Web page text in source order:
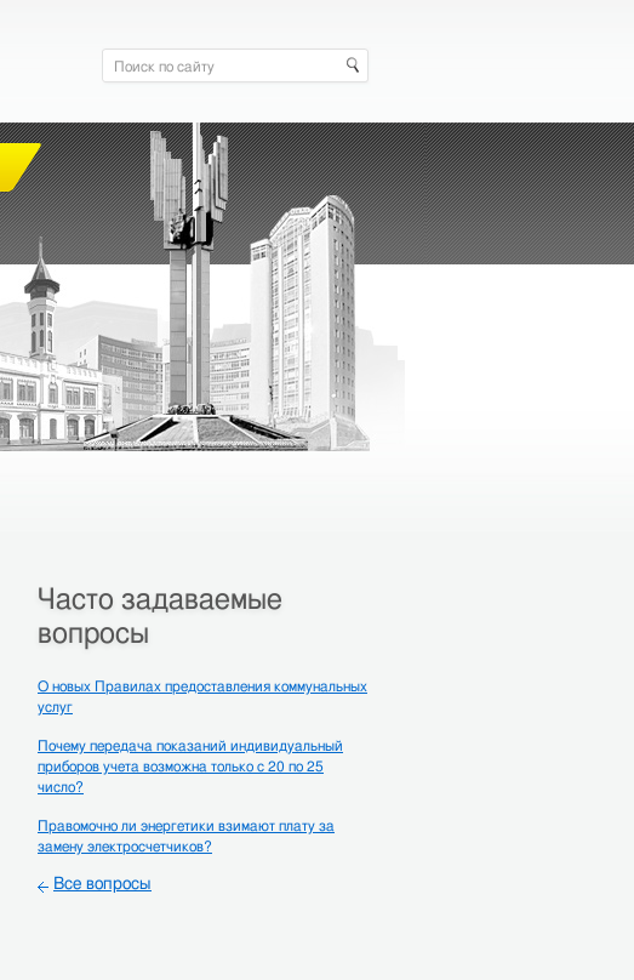
Часто задаваемые
вопросы
О новых Правилах предоставления коммунальных
услуг
Почему передача показаний индивидуальный
приборов учета возможна только с 20 по 25
число?
Правомочно ли энергетики взимают плату за
замену электросчетчиков?
Все вопросы